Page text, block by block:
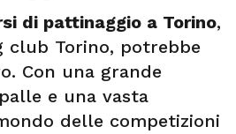
di pattinaggio a Torino,
club Torino, potrebbe
Con una grande
e una vasta
delle competizioni